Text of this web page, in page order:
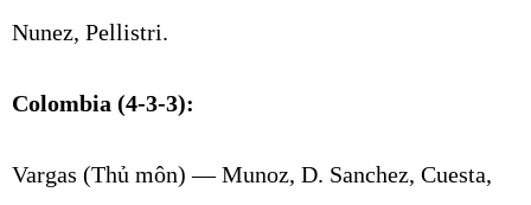
Nunez, Pellistri.
Colombia (4-3-3):
Vargas (Thủ môn) — Munoz, D. Sanchez, Cuesta,